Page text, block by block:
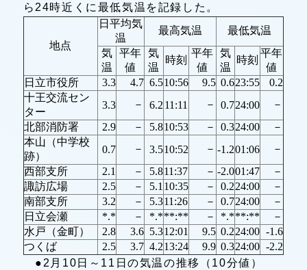
ら24時近くに最低気温を記録した。
地点
日平均気
温
最高気温
最低気温
気
温
平年
値
気
温
時刻
平年
値
気
温
時刻
平年
値
日立市役所
3.3 4.7 6.510:56 9.5 0.623:55
0.2
十王交流セン
ター
3.3 － 6.2 11:11 － 0.724:00
－
北部消防署
2.9 － 5.810:53 － 0.324:00
－
本山（中学校
跡）
0.7 － 3.510:52 － -1.201:06
－
西部支所
2.1 － 5.811:37 － -2.001:47
－
諏訪広場
2.5 － 5.1 10:35 － 0.224:00
－
南部支所
3.2 － 5.311:26 － 0.724:00
－
日立会瀬
*.* － *.***:** － *.***:**
－
水戸（金町）
2.8 3.6 5.312:01 9.5 0.224:00 -1.6
つくば
2.5 3.7 4.213:24 9.9 0.324:00 -2.2
●2月10日～11日の気温の推移（10分値）